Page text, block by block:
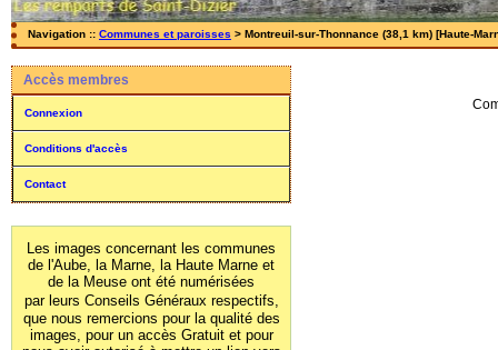
Navigation :: Communes et paroisses > Montreuil-sur-Thonnance (38,1 km) [Haute-
Accès membres
Connexion
Conditions d'accès
Contact
Les images concernant les communes
de l'Aube, la Marne, la Haute Marne et
de la Meuse ont été numérisées
par leurs Conseils Généraux respectifs,
que nous remercions pour la qualité des
images, pour un accès Gratuit et pour